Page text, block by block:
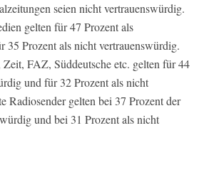
seien nicht vertrauenswürdig.
gelten für 47 Prozent als
35 Prozent als nicht vertrauenswürdig.
FAZ, Süddeutsche etc. gelten für 44
und für 32 Prozent als nicht
Radiosender gelten bei 37 Prozent der
und bei 31 Prozent als nicht